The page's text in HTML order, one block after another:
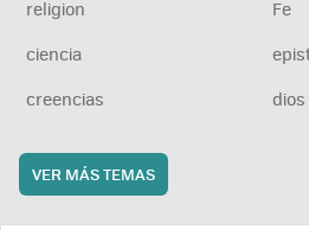
religion
Fe
ciencia
creencias
dios
VER MÁS TEMAS